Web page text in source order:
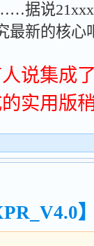
据说
最新的核心
说集成
实用版